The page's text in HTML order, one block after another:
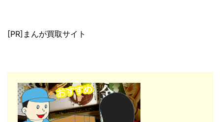
[PR]まんが買取サイト